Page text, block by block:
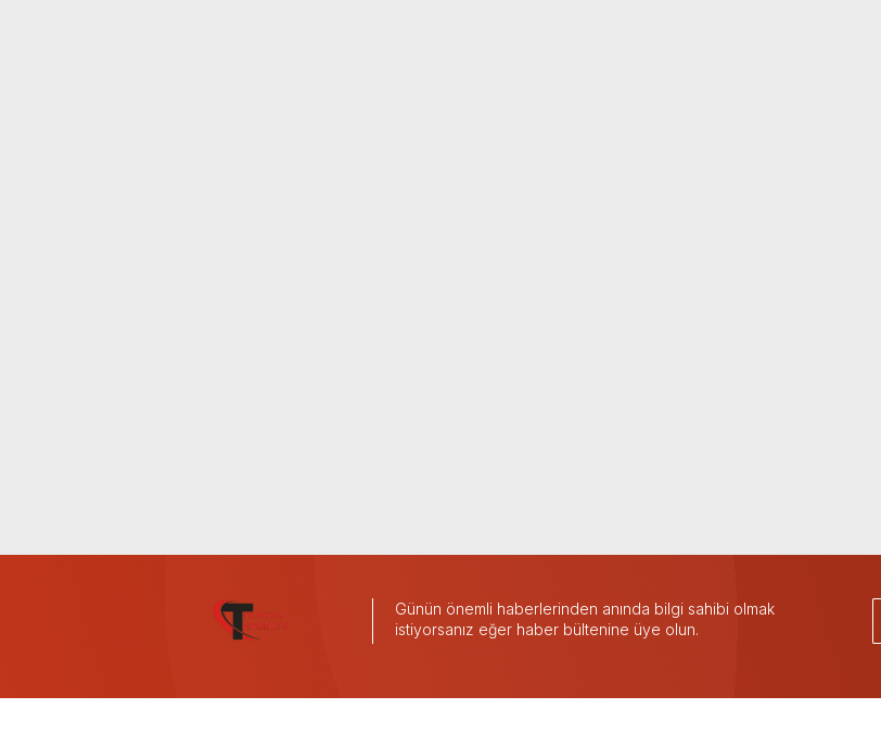
Günün önemli haberlerinden anında bilgi sahibi olmak
istiyorsanız eğer haber bültenine üye olun.